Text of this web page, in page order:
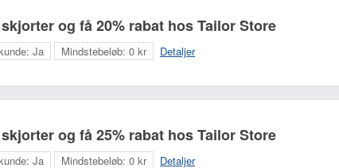
og få 20% rabat hos Tailor Store
Ja Mindstebeløb: 0 kr Detaljer
og få 25% rabat hos Tailor Store
Ja Mindstebeløb: 0 kr Detaljer